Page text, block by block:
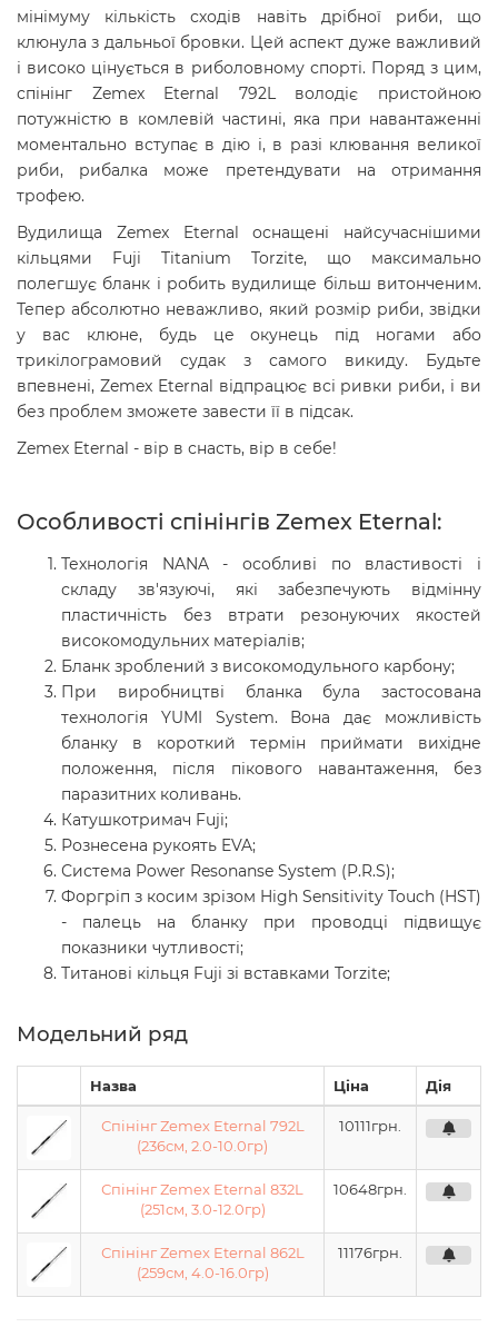
мінімуму кількість сходів навіть дрібної риби, що
клюнула з дальньої бровки. Цей аспект дуже важливий
і високо цінується в риболовному спорті. Поряд з цим,
спінінг Zemex Eternal 792L володіє пристойною
потужністю в комлевій частині, яка при навантаженні
моментально вступає в дію і, в разі клювання великої
риби, рибалка може претендувати на отримання
трофею.
Вудилища Zemex Eternal оснащені найсучаснішими
кільцями Fuji Titanium Torzite, що максимально
полегшує бланк і робить вудилище більш витонченим.
Тепер абсолютно неважливо, який розмір риби, звідки
у вас клюне, будь це окунець під ногами або
трикілограмовий судак з самого викиду. Будьте
впевнені, Zemex Eternal відпрацює всі ривки риби, і ви
без проблем зможете завести її в підсак.
Zemex Eternal - вір в снасть, вір в себе!
Особливості спінінгів Zemex Eternal:
Технологія NANA - особливі по властивості і
складу зв'язуючі, які забезпечують відмінну
пластичність без втрати резонуючих якостей
високомодульних матеріалів;
Бланк зроблений з високомодульного карбону;
При виробництві бланка була застосована
технологія YUMI System. Вона дає можливість
бланку в короткий термін приймати вихідне
положення, після пікового навантаження, без
паразитних коливань.
Катушкотримач Fuji;
Рознесена рукоять EVA;
Система Power Resonanse System (P.R.S);
Форгріп з косим зрізом High Sensitivity Touch (HST)
- палець на бланку при проводці підвищує
показники чутливості;
Титанові кільця Fuji зі вставками Torzite;
Модельний ряд
Назва Ціна Дія
Спінінг Zemex Eternal 792L
(236см, 2.0-10.0гр)
10111грн.
Спінінг Zemex Eternal 832L
(251см, 3.0-12.0гр)
10648грн.
Спінінг Zemex Eternal 862L
(259см, 4.0-16.0гр)
11176грн.